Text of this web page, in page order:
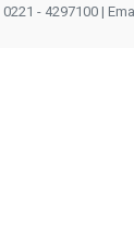
0221 - 4297100 |